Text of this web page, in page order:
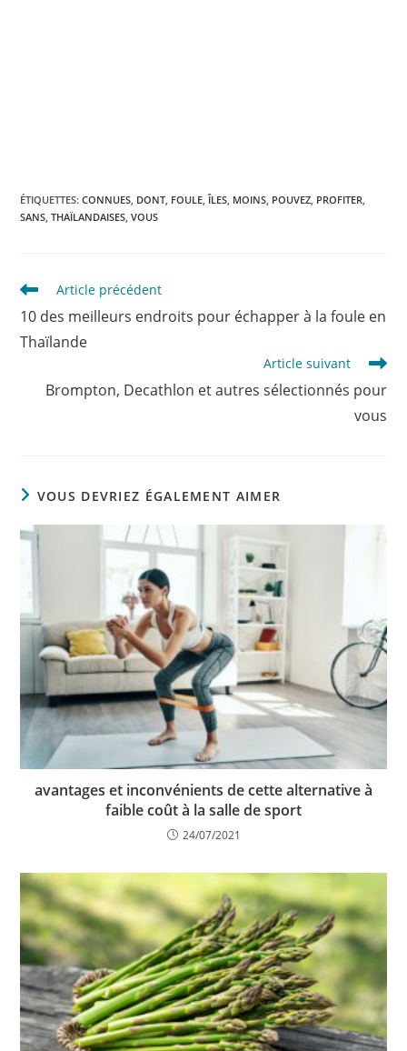
ÉTIQUETTES:CONNUES, DONT, FOULE, ÎLES, MOINS, POUVEZ, PROFITER,
SANS, THAÏLANDAISES, VOUS
Read
more
articles
Article précédent
10 des meilleurs endroits pour échapper à la foule en
Thaïlande
Article suivant
Brompton, Decathlon et autres sélectionnés pour
vous
VOUS DEVRIEZ ÉGALEMENT AIMER
avantages et inconvénients de cette alternative à
faible coût à la salle de sport
24/07/2021